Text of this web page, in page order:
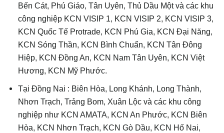
Bến Cát, Phú Giáo, Tân Uyên, Thủ Dầu Một và các khu
công nghiệp KCN VISIP 1, KCN VISIP 2, KCN VISIP 3,
KCN Quốc Tế Protrade, KCN Phú Gia, KCN Đại Năng,
KCN Sóng Thần, KCN Bình Chuẩn, KCN Tân Đông
Hiệp, KCN Đồng An, KCN Nam Tân Uyên, KCN Việt
Hương, KCN Mỹ Phước.
Tại Đồng Nai : Biên Hòa, Long Khánh, Long Thành,
Nhơn Trạch, Trảng Bom, Xuân Lộc và các khu công
nghiệp như KCN AMATA, KCN An Phước, KCN Biên
Hòa, KCN Nhơn Trạch, KCN Gò Dầu, KCN Hố Nai,